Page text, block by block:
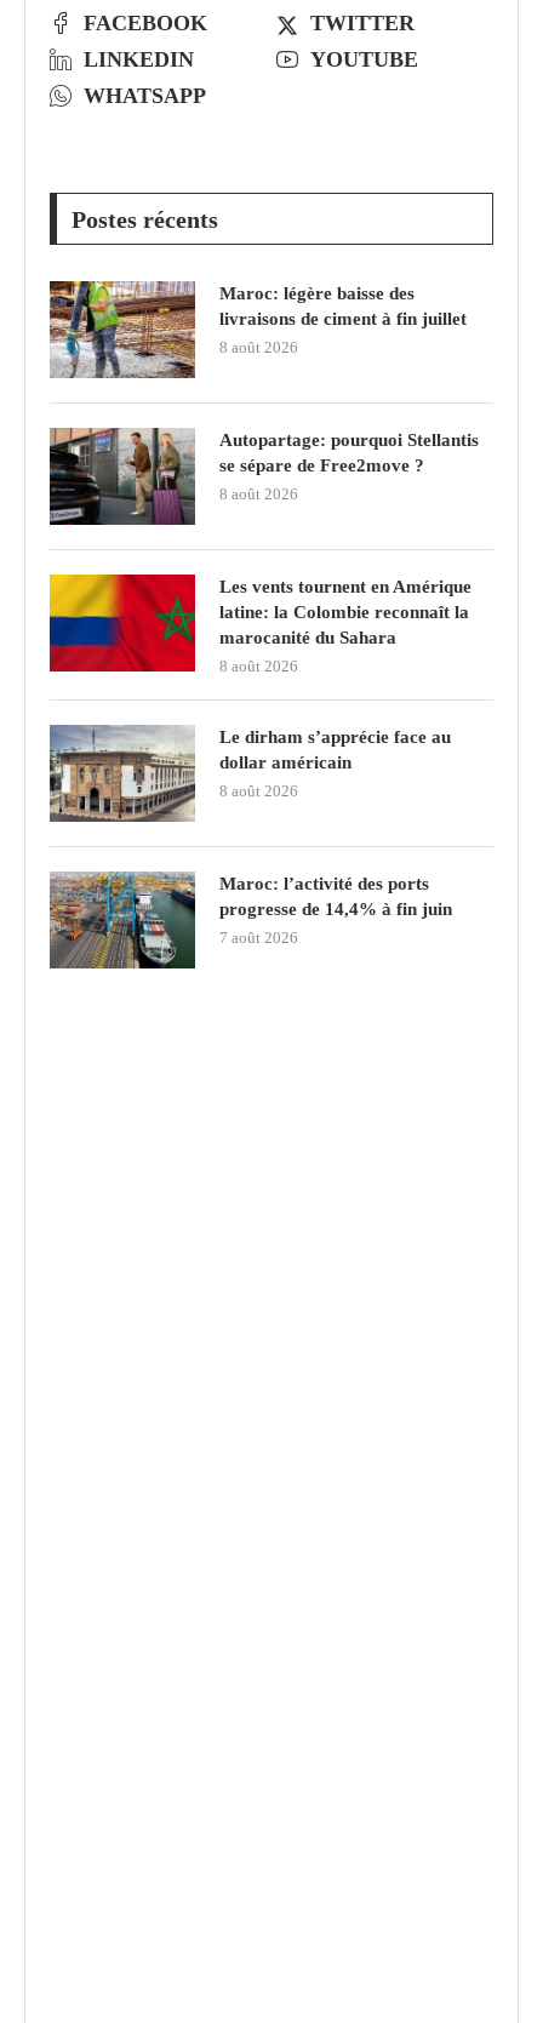
FACEBOOK
TWITTER
LINKEDIN
YOUTUBE
WHATSAPP
Postes récents
Maroc: légère baisse des
livraisons de ciment à fin juillet
8 août 2026
Autopartage: pourquoi Stellantis
se sépare de Free2move ?
8 août 2026
Les vents tournent en Amérique
latine: la Colombie reconnaît la
marocanité du Sahara
8 août 2026
Le dirham s’apprécie face au
dollar américain
8 août 2026
Maroc: l’activité des ports
progresse de 14,4% à fin juin
7 août 2026